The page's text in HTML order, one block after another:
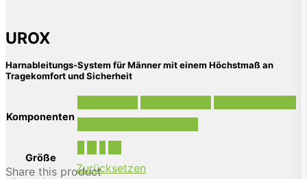
UROX
Harnableitungs-System für Männer mit einem Höchstmaß an
Tragekomfort und Sicherheit
Komponenten
Größe
Zurücksetzen
Share this product